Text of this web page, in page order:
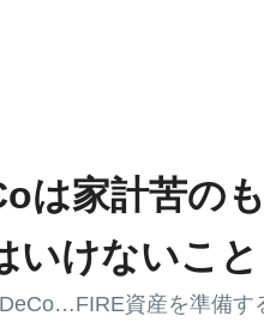
は家計苦の
いけないこと
資産を準備す